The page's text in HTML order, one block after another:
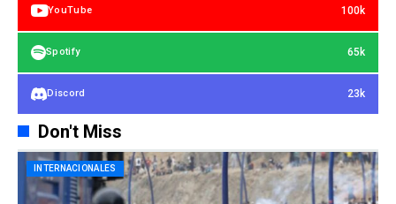
YouTube 100k
Spotify 65k
Discord 23k
Don't Miss
INTERNACIONALES